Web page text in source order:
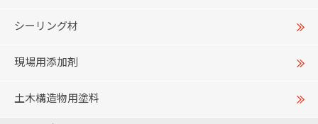
シーリング材
現場用添加剤
土木構造物用塗料